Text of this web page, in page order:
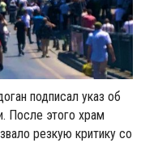
подписал указ об
После этого храм
резкую критику со